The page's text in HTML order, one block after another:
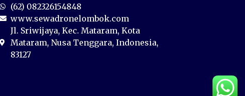
(62) 082326154848
www.sewadronelombok.com
Jl. Sriwijaya, Kec. Mataram, Kota
Mataram, Nusa Tenggara, Indonesia,
83127